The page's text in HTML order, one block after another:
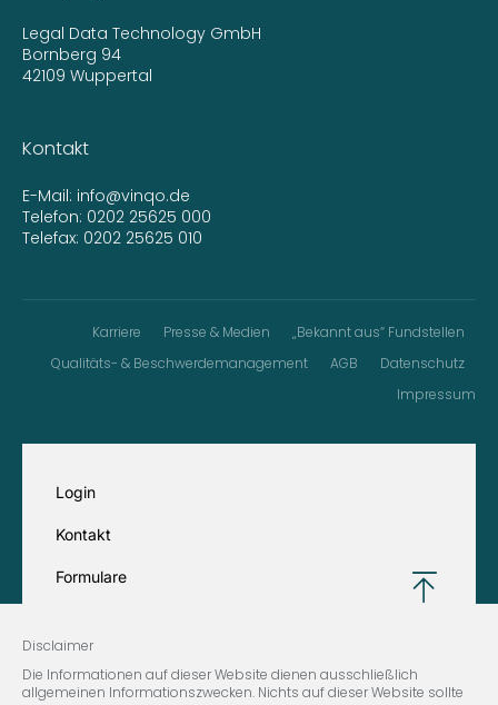
Legal Data Technology GmbH
Bornberg 94
42109 Wuppertal
Kontakt
E-Mail: info@vinqo.de
Telefon: 0202 25625 000
Telefax: 0202 25625 010
Karriere Presse & Medien
„Bekannt aus“ Fundstellen
Qualitäts- & Beschwerdemanagement
AGB
Datenschutz
Impressum
Login
Kontakt
Formulare
Disclaimer
Die Informationen auf dieser Website dienen ausschließlich
allgemeinen Informationszwecken. Nichts auf dieser Website sollte